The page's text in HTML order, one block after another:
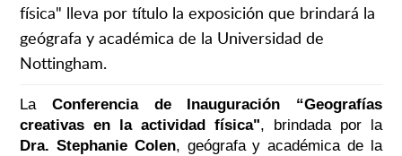
física" lleva por título la exposición que brindará la
geógrafa y académica de la Universidad de
Nottingham.
La Conferencia de Inauguración “Geografías
creativas en la actividad física", brindada por la
Dra. Stephanie Colen, geógrafa y académica de la